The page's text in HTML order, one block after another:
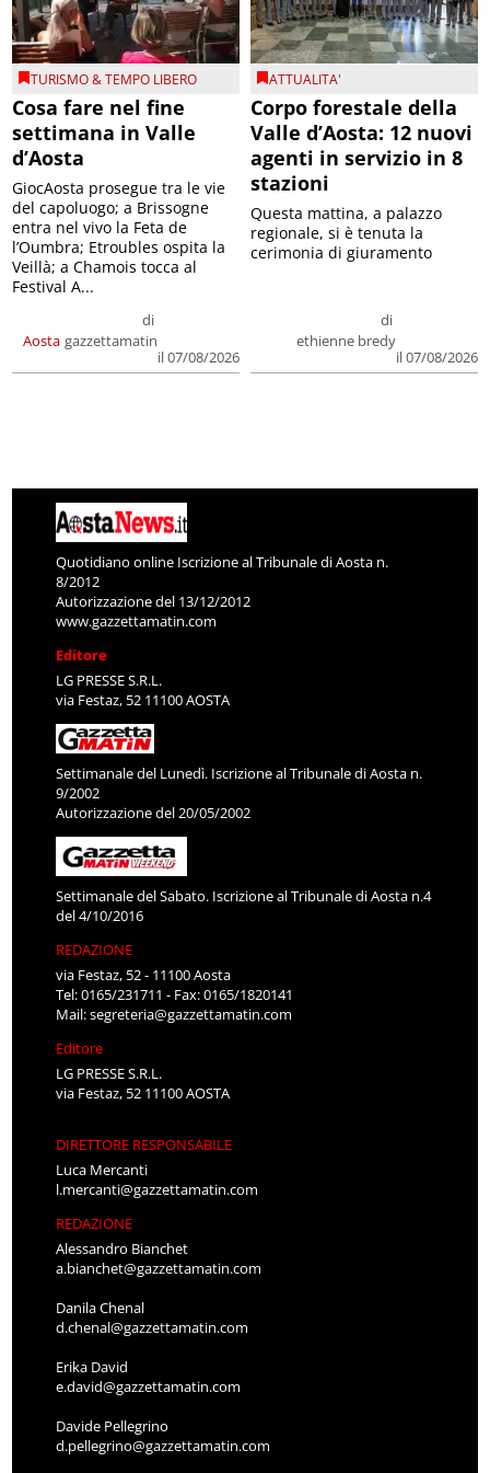
TURISMO & TEMPO LIBERO
Cosa fare nel fine
settimana in Valle
d’Aosta
Aosta
di
gazzettamatin
il 07/08/2026
GiocAosta prosegue tra le vie
del capoluogo; a Brissogne
entra nel vivo la Feta de
l’Oumbra; Etroubles ospita la
Veillà; a Chamois tocca al
Festival A...
ATTUALITA'
Corpo forestale della
Valle d’Aosta: 12 nuovi
agenti in servizio in 8
stazioni
di
ethienne bredy
il 07/08/2026
Questa mattina, a palazzo
regionale, si è tenuta la
cerimonia di giuramento
Quotidiano online Iscrizione al Tribunale di Aosta n.
8/2012
Autorizzazione del 13/12/2012
www.gazzettamatin.com
Editore
LG PRESSE S.R.L.
via Festaz, 52 11100 AOSTA
Settimanale del Lunedì. Iscrizione al Tribunale di Aosta n.
9/2002
Autorizzazione del 20/05/2002
Settimanale del Sabato. Iscrizione al Tribunale di Aosta n.4
del 4/10/2016
REDAZIONE
via Festaz, 52 - 11100 Aosta
Tel: 0165/231711 - Fax: 0165/1820141
Mail:segreteria@gazzettamatin.com
Editore
LG PRESSE S.R.L.
via Festaz, 52 11100 AOSTA
DIRETTORE RESPONSABILE
Luca Mercanti
l.mercanti@gazzettamatin.com
REDAZIONE
Alessandro Bianchet
a.bianchet@gazzettamatin.com
Danila Chenal
d.chenal@gazzettamatin.com
Erika David
e.david@gazzettamatin.com
Davide Pellegrino
d.pellegrino@gazzettamatin.com